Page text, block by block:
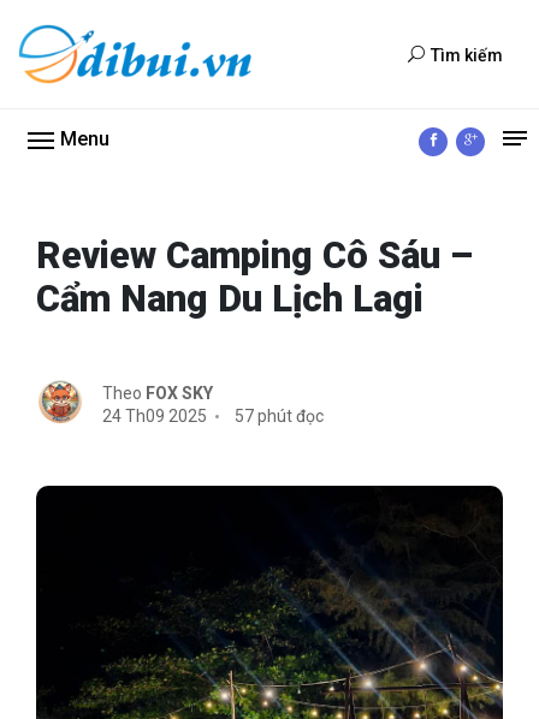
Tìm kiếm
Menu
Review Camping Cô Sáu –
Cẩm Nang Du Lịch Lagi
Theo FOX SKY
24 Th09 2025
57 phút đọc